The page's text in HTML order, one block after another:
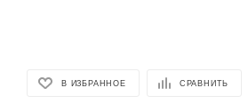
В ИЗБРАННОЕ СРАВНИТЬ